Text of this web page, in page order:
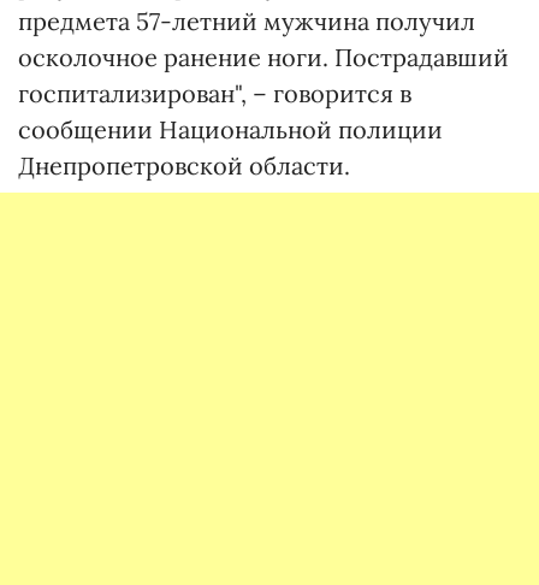
предмета 57-летний мужчина получил
осколочное ранение ноги. Пострадавший
госпитализирован", – говорится в
сообщении Национальной полиции
Днепропетровской области.